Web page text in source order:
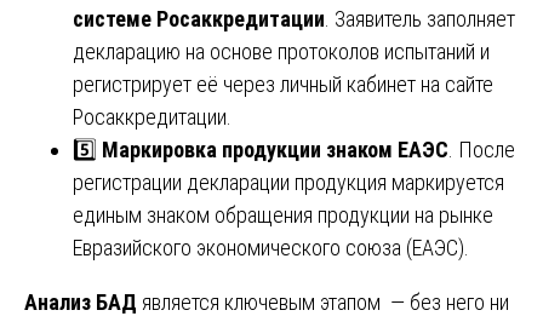
системе Росаккредитации . Заявитель заполняет
декларацию на основе протоколов испытаний и
регистрирует её через личный кабинет на сайте
Росаккредитации.
5️⃣ Маркировка продукции знаком ЕАЭС . После
регистрации декларации продукция маркируется
единым знаком обращения продукции на рынке
Евразийского экономического союза (ЕАЭС).
Анализ БАД является ключевым этапом — без него ни